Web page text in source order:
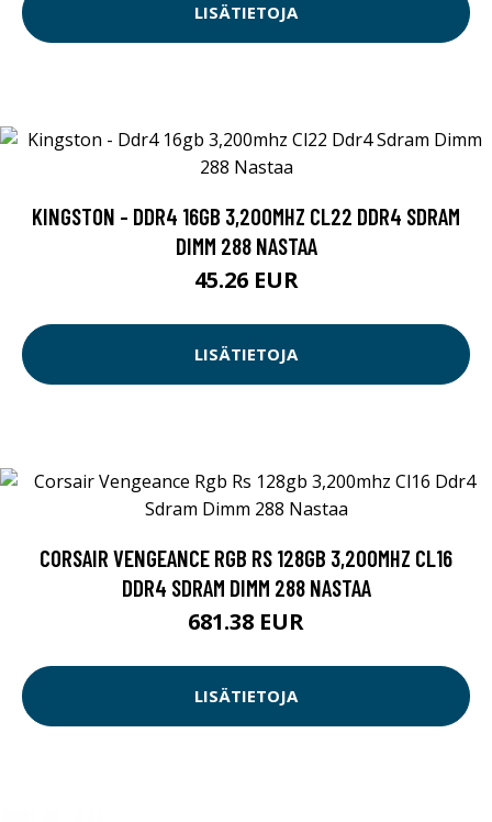
LISÄTIETOJA
KINGSTON - DDR4 16GB 3,200MHZ CL22 DDR4 SDRAM
DIMM 288 NASTAA
45.26 EUR
LISÄTIETOJA
CORSAIR VENGEANCE RGB RS 128GB 3,200MHZ CL16
DDR4 SDRAM DIMM 288 NASTAA
681.38 EUR
LISÄTIETOJA